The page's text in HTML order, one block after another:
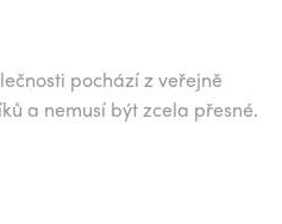
pochází z veřejně
a nemusí být zcela přesné.